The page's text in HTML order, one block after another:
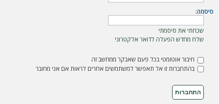
סיסמה:
שכחתי את סיסמתי
שלח מחדש הפעלה לדואר אלקטרוני
חיבור אוטומטי בכל פעם שאבקר ממחשב זה
בהתחברות זו אל תאפשר למשתמשים אחרים לראות אם אני מחובר